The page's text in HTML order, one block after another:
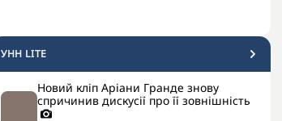
УНН LITE
Новий кліп Аріани Гранде знову
спричинив дискусії про її зовнішність